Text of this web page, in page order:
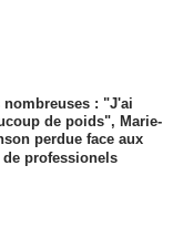
nombreuses : "J'ai
de poids", Marie-
perdue face aux
professionels